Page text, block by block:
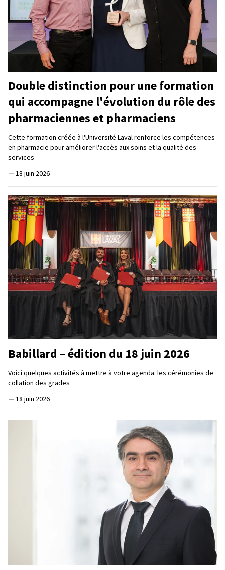
Double distinction pour une formation
qui accompagne l'évolution du rôle des
pharmaciennes et pharmaciens
Cette formation créée à l'Université Laval renforce les compétences
en pharmacie pour améliorer l'accès aux soins et la qualité des
services
— 18 juin 2026
Babillard – édition du 18 juin 2026
Voici quelques activités à mettre à votre agenda: les cérémonies de
collation des grades
— 18 juin 2026